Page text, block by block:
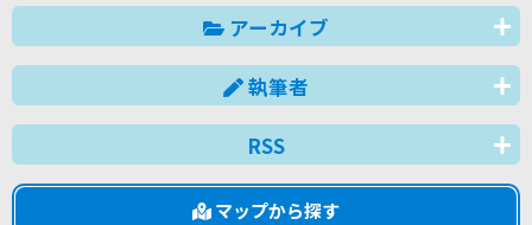
アーカイブ
執筆者
RSS
マップから探す